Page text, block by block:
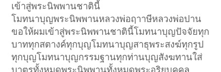
เข้าสู่พระนิพพานชาตินี้
โมทนาบุญพระนิพพานหลวงพ่อฤาาษีหลวงพ่อปาน
ขอให้ผมเข้าสู่พระนิพพานชาตินี้โมทนาบุญปัจจัยทุก
บาททุกสตางค์ทุกบุญโมทนาบุญสาธุพระสงฆ์ทุกรูป
ทุกบุญโมทนาบุญกรรมฐานทุกท่านบุญสังฆทานใส่
บาตรทั้งหมดพระนิพพานทั้งหมดพระอริยบุคคล